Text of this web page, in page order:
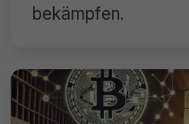
bekämpfen.